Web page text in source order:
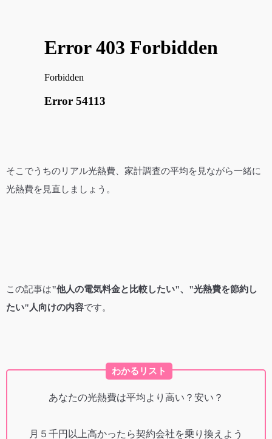
そこでうちのリアル光熱費、家計調査の平均を見ながら一緒に
光熱費を見直しましょう。
この記事は"他人の電気料金と比較したい"、"光熱費を節約し
たい"人向けの内容です。
わかるリスト
あなたの光熱費は平均より高い？安い？
月５千円以上高かったら契約会社を乗り換えよう